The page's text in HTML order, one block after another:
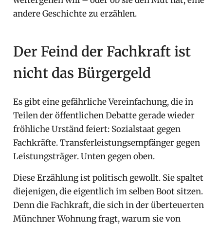
andere Geschichte zu erzählen.
Der Feind der Fachkraft ist
nicht das Bürgergeld
Es gibt eine gefährliche Vereinfachung, die in
Teilen der öffentlichen Debatte gerade wieder
fröhliche Urständ feiert: Sozialstaat gegen
Fachkräfte. Transferleistungsempfänger gegen
Leistungsträger. Unten gegen oben.
Diese Erzählung ist politisch gewollt. Sie spaltet
diejenigen, die eigentlich im selben Boot sitzen.
Denn die Fachkraft, die sich in der überteuerten
Münchner Wohnung fragt, warum sie von